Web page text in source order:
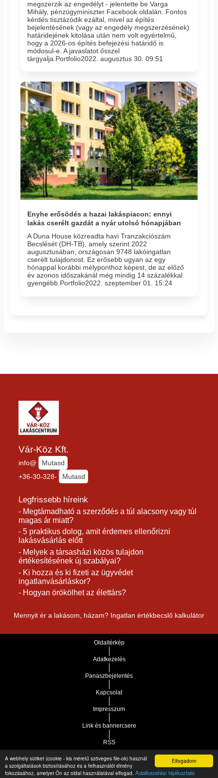
Elfogadom
A webhely sütiket (cookie - kis méretű szöveges file-ok) használ
a szolgáltatások biztosításához és a felhasználói élmény
fokozásához, amelyet Ön az oldal használatával elfogad. Adatkezelési tájékoztató
megszerzik az engedélyt - jelentette be Varga
Mihály, pénzügyminiszter Facebook oldalán. Fontos
kérdés tisztázódik ezáltal, mivel az építés
bejelentésének (vagy az engedély megszerzésének)
határidejének kitolása után nem volt egyértelmű,
hogy a 2026-os építés befejezési határidő is
módosul-e. A javaslatot ősszel
tárgyalja.Portfolio2022. augusztus 30. 09:51
Enyhe erősödés a hazai lakáspiacon: ennyi
lakás cserélt gazdát a nyár utolsó hónapjában
A Duna House közreadta havi Tranzakciószám
Becslését (DH-TB), amely szerint 2022
augusztusában, országosan 9748 lakóingatlan
cserélt tulajdonost. Ez erősebb ugyan az egy
hónappal korábbi mélyponthoz képest, de az előző
év azonos időszakánál még mindig 14 százalékkal
gyengébb.Portfolio2022. szeptember 01. 15:24
Vár-Köz Kft.
info@
Mutasd
+36-30-328-
Mutasd
Legfrissebb híreink
- Megtámadható a szerződés a túl alacsony vagy túl
magas ár miatt?
- 5 praktikus dolog, amit érdemes ellenőrizni
lakásvásárlás előtt
- Melyek a társasházi közös tulajdon
értékesítésének új szabályai?
- Ki hozza és ki fizeti az ügyvédet
ingatlanvásárláskor?
- Hogyan örökölhet az élettárs?
Mennyit ér a lakásom, házam? Ingatlan értékbecslő kalkulátor
Oldaltérkép
Adatkezelés
Panaszbejelentés
Kapcsolat
Impresszum
Link és bannercsere
RSS
Copyright © 2021.Vár-Köz Kft. - Ingatlan nyilvántartó, ügyviteli és
adminisztrációs szoftver